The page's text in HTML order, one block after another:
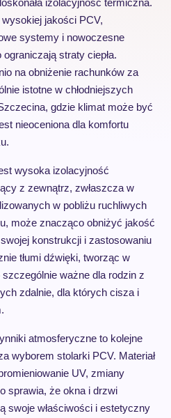
izolacyjność termiczna.
jakości PCV,
systemy i nowoczesne
straty ciepła.
na obniżenie rachunków za
istotne w chłodniejszych
gdzie klimat może być
nieoceniona dla komfortu
wysoka izolacyjność
z zewnątrz, zwłaszcza w
w pobliżu ruchliwych
może znacząco obniżyć jakość
konstrukcji i zastosowaniu
tłumi dźwięki, tworząc w
ważne dla rodzin z
zdalnie, dla których cisza i
atmosferyczne to kolejne
wyborem stolarki PCV. Materiał
UV, zmiany
sprawia, że okna i drzwi
swoje właściwości i estetyczny